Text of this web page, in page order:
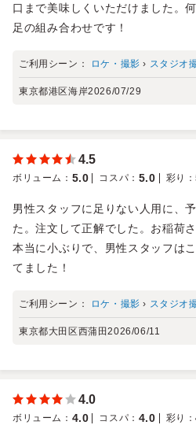
口まで美味しくいただけました。
足の組み合わせです！
ご利用シーン： ロケ・撮影 › スタジオ
東京都港区海岸2026/07/29
4.5
ボリューム ： 5.0 コスパ ： 5.0 彩り ：
男性スタッフに足りない人用に、
た。注文して正解でした。お稲荷
本当に小ぶりで、男性スタッフは
てました！
ご利用シーン： ロケ・撮影 › スタジオ
東京都大田区西蒲田2026/06/11
4.0
ボリューム ： 4.0 コスパ ： 4.0 彩り ：